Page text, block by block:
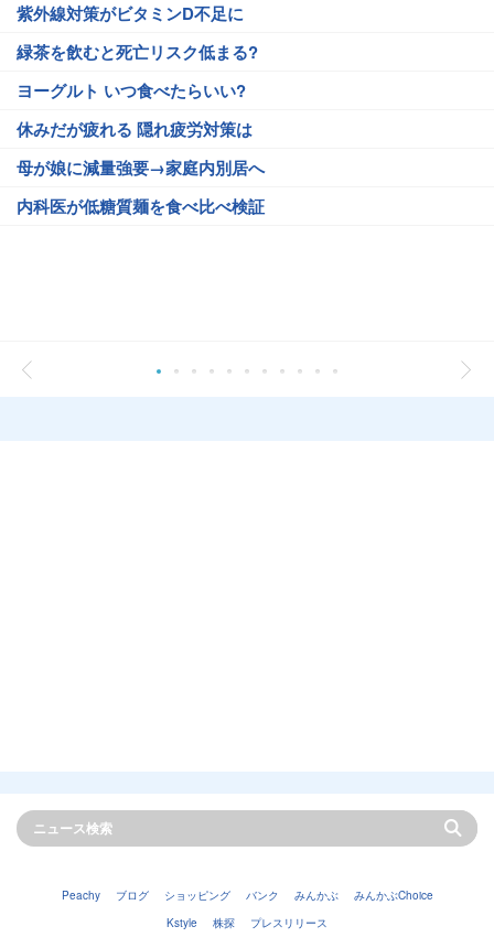
紫外線対策がビタミンD不足に
緑茶を飲むと死亡リスク低まる?
ヨーグルト いつ食べたらいい?
休みだが疲れる 隠れ疲労対策は
母が娘に減量強要→家庭内別居へ
内科医が低糖質麺を食べ比べ検証
Peachy ブログ ショッピング バンク みんかぶ
みんかぶChoice
Kstyle
株探 プレスリリース